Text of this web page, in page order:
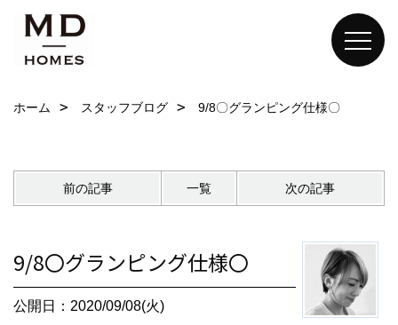
ホーム スタッフブログ 9/8〇グランピング仕様〇
前の記事 一覧 次の記事
9/8〇グランピング仕様〇
公開日：2020/09/08(火)